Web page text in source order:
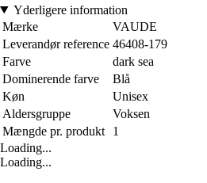
Yderligere information
Mærke
VAUDE
Leverandør reference 46408-179
Farve
dark sea
Dominerende farve
Blå
Køn
Unisex
Aldersgruppe
Voksen
Mængde pr. produkt
1
Loading...
Loading...